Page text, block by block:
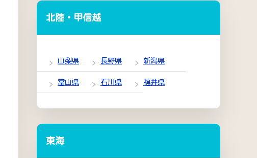
北陸・甲信越
山梨県 長野県 新潟県
富山県 石川県 福井県
東海